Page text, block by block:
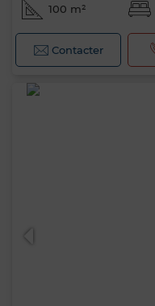
100 m²
Contacter